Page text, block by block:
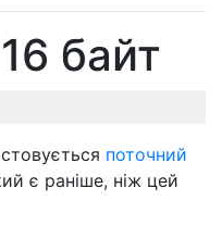
байт
поточний
є раніше, ніж цей